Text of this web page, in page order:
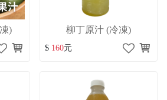
) 柳丁原汁 (冷凍)
$ 160元